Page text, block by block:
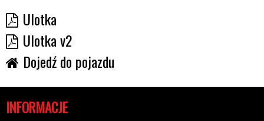
Ulotka
Ulotka v2
Dojedź do pojazdu
INFORMACJE